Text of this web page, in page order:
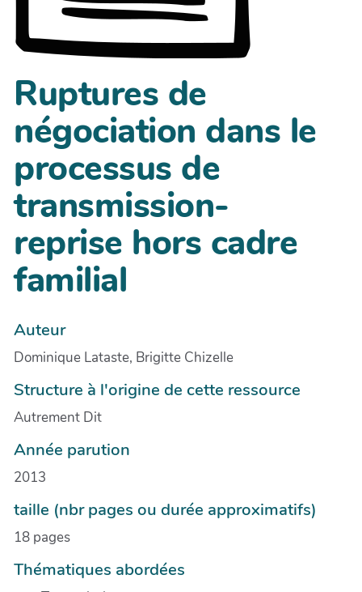
Ruptures de
négociation dans le
processus de
transmission-
reprise hors cadre
familial
Auteur
Dominique Lataste, Brigitte Chizelle
Structure à l'origine de cette ressource
Autrement Dit
Année parution
2013
taille (nbr pages ou durée approximatifs)
18 pages
Thématiques abordées